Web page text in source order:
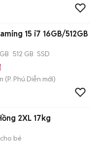
15 i7 16GB/512GB
512 GB SSD
(P. Phú Diễn mới)
2XL 17kg
bé